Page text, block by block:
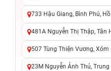
733 Hậu Giang, Bình Phú,
481A Nguyễn Thị Thập, Tân
507 Tùng Thiện Vương,
23M Nguyễn Ảnh Thủ,